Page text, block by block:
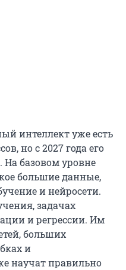
интеллект уже есть
но с 2027 года его
На базовом уровне
большие данные,
и нейросети.
задачах
и регрессии. Им
больших
и
научат правильно